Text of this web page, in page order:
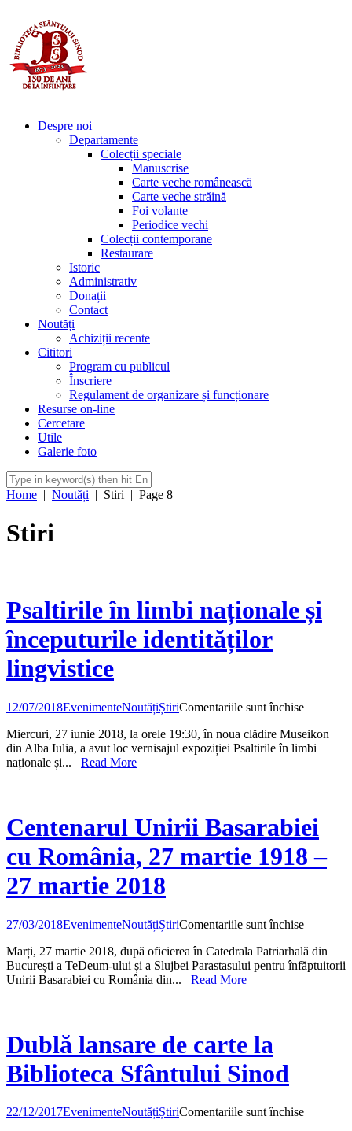
Despre noi
Departamente
Colecții speciale
Manuscrise
Carte veche românească
Carte veche străină
Foi volante
Periodice vechi
Colecții contemporane
Restaurare
Istoric
Administrativ
Donații
Contact
Noutăți
Achiziții recente
Cititori
Program cu publicul
Înscriere
Regulament de organizare și funcționare
Resurse on-line
Cercetare
Utile
Galerie foto
Home | Noutăți | Stiri | Page 8
Stiri
Psaltirile în limbi naționale și
începuturile identităților
lingvistice
12/07/2018EvenimenteNoutățiȘtiriComentariile sunt închisepentru
în
limbi
Miercuri, 27 iunie 2018, la orele 19:30, în noua clădire Museikon
din Alba Iulia, a avut loc vernisajul expoziției Psaltirile în limbi
naționale și... Read More
Centenarul Unirii Basarabiei
cu România, 27 martie 1918 –
27 martie 2018
27/03/2018EvenimenteNoutățiȘtiriComentariile sunt închisepentru
Unirii
Marți, 27 martie 2018, după oficierea în Catedrala Patriarhală din
București a TeDeum-ului și a Slujbei Parastasului pentru înfăptuitorii
Unirii Basarabiei cu România din... Read More
Dublă lansare de carte la
Biblioteca Sfântului Sinod
22/12/2017EvenimenteNoutățiȘtiriComentariile sunt închisepentru